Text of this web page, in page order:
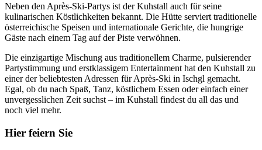
Neben den Après-Ski-Partys ist der Kuhstall auch für seine
kulinarischen Köstlichkeiten bekannt. Die Hütte serviert traditionelle
österreichische Speisen und internationale Gerichte, die hungrige
Gäste nach einem Tag auf der Piste verwöhnen.
Die einzigartige Mischung aus traditionellem Charme, pulsierender
Partystimmung und erstklassigem Entertainment hat den Kuhstall zu
einer der beliebtesten Adressen für Après-Ski in Ischgl gemacht.
Egal, ob du nach Spaß, Tanz, köstlichem Essen oder einfach einer
unvergesslichen Zeit suchst – im Kuhstall findest du all das und
noch viel mehr.
Hier feiern Sie